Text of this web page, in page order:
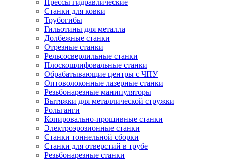
Прессы гидравлические
Станки для ковки
Трубогибы
Гильотины для металла
Долбежные станки
Отрезные станки
Рельсосверлильные станки
Плоскошлифовальные станки
Обрабатывающие центры с ЧПУ
Оптоволоконные лазерные станки
Резьбонарезные манипуляторы
Вытяжки для металлической стружки
Рольганги
Копировально-прошивные станки
Электроэрозионные станки
Станки тоннельной сборки
Станки для отверстий в трубе
Резьбонарезные станки